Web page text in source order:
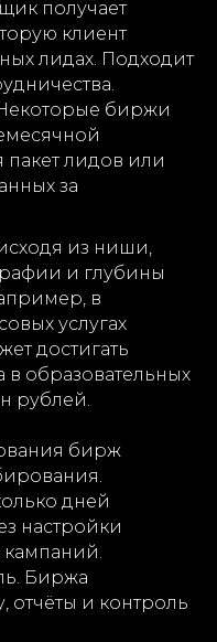
получает
клиент
лидах. Подходит
биржи
пакет лидов или
за
из ниши,
и глубины
в
услугах
достигать
в образовательных
рублей.
бирж
дней
настройки
кампаний.
Биржа
отчёты и контроль